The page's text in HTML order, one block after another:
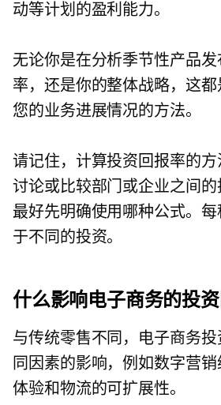
动等计划的盈利能力。
无论你是在分析季节性产品
率，还是你的整体战略，这都
您的业务进展情况的方法。
请记住，计算投资回报率的
讨论或比较部门或企业之间的
最好先明确使用哪种公式。
于不同的投资。
什么影响电子商务的投
与传统零售不同，电子商务
同因素的影响，例如数字营
体验和物流的可扩展性。